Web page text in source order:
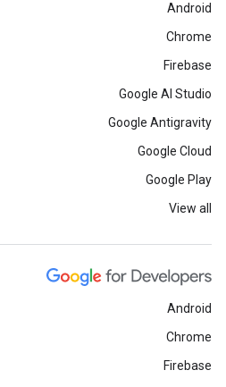
Android
Chrome
Firebase
Google AI Studio
Google Antigravity
Google Cloud
Google Play
View all
Android
Chrome
Firebase